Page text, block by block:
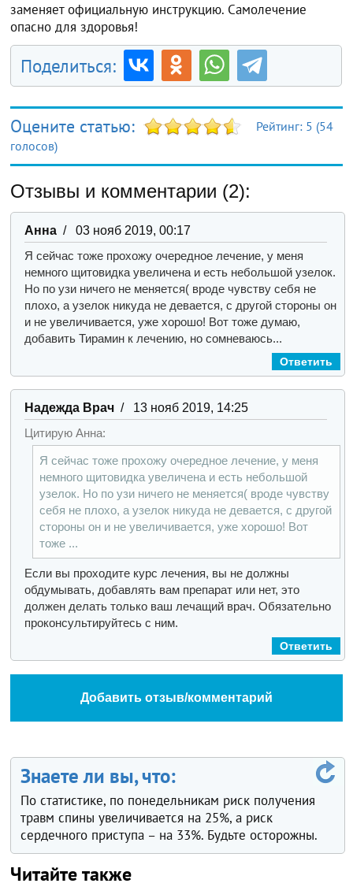
заменяет официальную инструкцию. Самолечение
опасно для здоровья!
Поделиться:
Оцените статью: Рейтинг: 5 (54
голосов)
Отзывы и комментарии (2):
Анна/ 03 нояб 2019, 00:17
Я сейчас тоже прохожу очередное лечение, у меня
немного щитовидка увеличена и есть небольшой узелок.
Но по узи ничего не меняется( вроде чувству себя не
плохо, а узелок никуда не девается, с другой стороны он
и не увеличивается, уже хорошо! Вот тоже думаю,
добавить Тирамин к лечению, но сомневаюсь...
Ответить
Надежда Врач/ 13 нояб 2019, 14:25
Цитирую Анна:
Я сейчас тоже прохожу очередное лечение, у меня
немного щитовидка увеличена и есть небольшой
узелок. Но по узи ничего не меняется( вроде чувству
себя не плохо, а узелок никуда не девается, с другой
стороны он и не увеличивается, уже хорошо! Вот
тоже ...
Если вы проходите курс лечения, вы не должны
обдумывать, добавлять вам препарат или нет, это
должен делать только ваш лечащий врач. Обязательно
проконсультируйтесь с ним.
Ответить
Добавить отзыв/комментарий
Знаете ли вы, что:
По статистике, по понедельникам риск получения
травм спины увеличивается на 25%, а риск
сердечного приступа – на 33%. Будьте осторожны.
Читайте также